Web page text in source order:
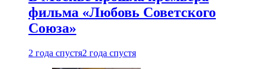
фильма «Любовь Советского
Союза»
2 года спустя2 года спустя